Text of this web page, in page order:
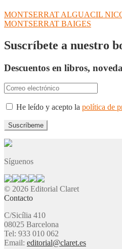
Navegación
de
entradas
Anterior:
MONTSERRAT ALGUACIL
Siguiente:
MONTSERRAT BAIGES
Suscríbete a nuestro
Descuentos en libros,
He leído y acepto la política de
Síguenos
© 2026 Editorial Claret
Contacto
C/Sicília 410
08025 Barcelona
Tel: 933 010 062
Email: editorial@claret.es